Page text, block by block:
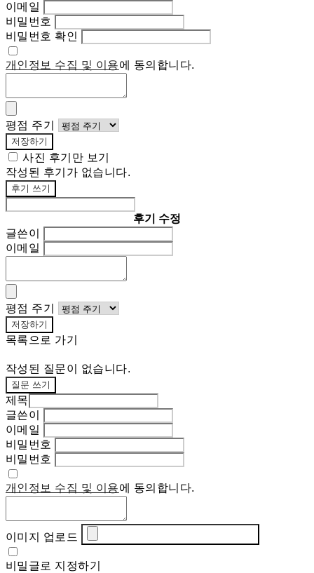
이메일
비밀번호
비밀번호 확인
개인정보 수집 및 이용에 동의합니다.
평점 주기
저장하기
사진 후기만 보기
작성된 후기가 없습니다.
후기 쓰기
후기 수정
글쓴이
이메일
평점 주기
저장하기
목록으로 가기
작성된 질문이 없습니다.
질문 쓰기
제목
글쓴이
이메일
비밀번호
비밀번호
개인정보 수집 및 이용에 동의합니다.
이미지 업로드
비밀글로 지정하기